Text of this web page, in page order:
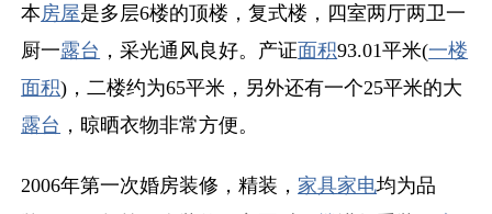
本房屋是多层6楼的顶楼，复式楼，四室两厅两卫一
厨一露台 ，采光通风良好。产证面积93.01平米(一楼
面积)，二楼约为65平米，另外还有一个25平米的大
露台 ，晾晒衣物非常方便。
2006年第一次婚房装修，精装， 家具家电均为品